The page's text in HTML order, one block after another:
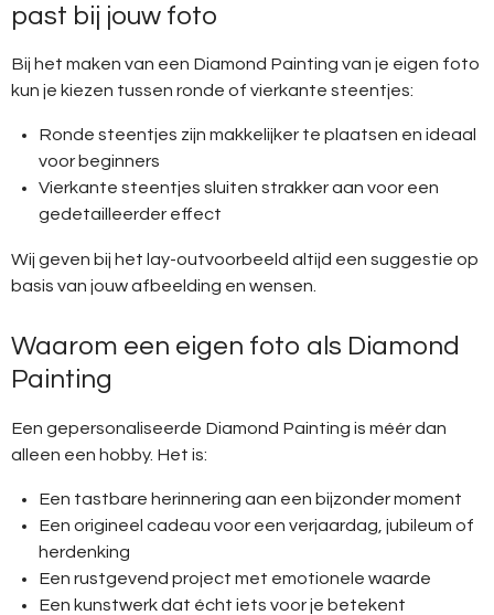
past bij jouw foto
Bij het maken van een Diamond Painting van je eigen foto
kun je kiezen tussen ronde of vierkante steentjes:
Ronde steentjes zijn makkelijker te plaatsen en ideaal
voor beginners
Vierkante steentjes sluiten strakker aan voor een
gedetailleerder effect
Wij geven bij het lay-outvoorbeeld altijd een suggestie op
basis van jouw afbeelding en wensen.
Waarom een eigen foto als Diamond
Painting
Een gepersonaliseerde Diamond Painting is méér dan
alleen een hobby. Het is:
Een tastbare herinnering aan een bijzonder moment
Een origineel cadeau voor een verjaardag, jubileum of
herdenking
Een rustgevend project met emotionele waarde
Een kunstwerk dat écht iets voor je betekent